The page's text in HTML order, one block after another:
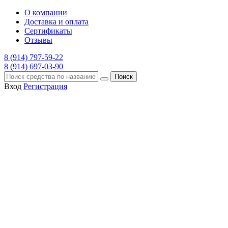
О компании
Доставка и оплата
Сертификаты
Отзывы
8 (914) 797-59-22
8 (914) 697-03-90
Поиск
Вход Регистрация